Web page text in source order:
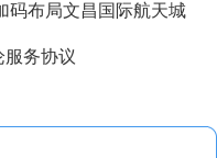
码布局文昌国际航天城
服务协议